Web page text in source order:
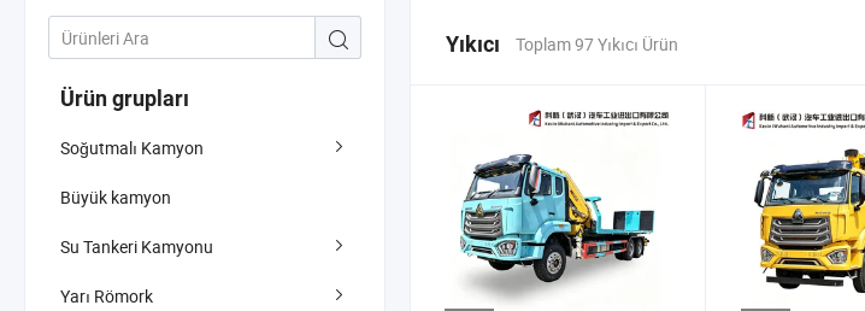
Ürün grupları
Soğutmalı Kamyon
Büyük kamyon
Su Tankeri Kamyonu
Yarı Römork
Yıkıcı Toplam 97 Yıkıcı Ürün